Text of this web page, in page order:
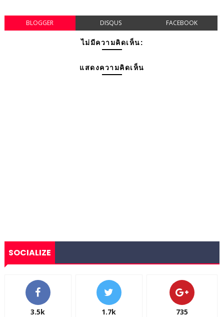
BLOGGER DISQUS FACEBOOK
ไม่มีความคิดเห็น:
แสดงความคิดเห็น
SOCIALIZE
3.5k 1.7k 735